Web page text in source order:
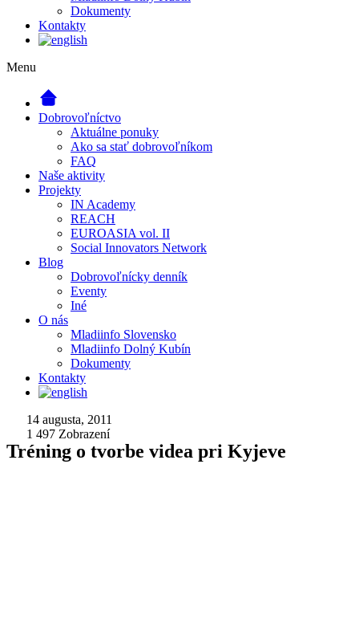
Dokumenty
Kontakty
Menu
Dobrovoľníctvo
Aktuálne ponuky
Ako sa stať dobrovoľníkom
FAQ
Naše aktivity
Projekty
IN Academy
REACH
EUROASIA vol. II
Social Innovators Network
Blog
Dobrovoľnícky denník
Eventy
Iné
O nás
Mladiinfo Slovensko
Mladiinfo Dolný Kubín
Dokumenty
Kontakty
14 augusta, 2011
1 497 Zobrazení
Tréning o tvorbe videa pri Kyjeve